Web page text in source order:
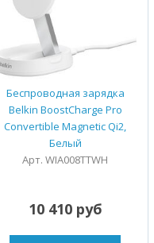
Беспроводная зарядка
Belkin BoostCharge Pro
Convertible Magnetic Qi2,
Белый
Арт. WIA008TTWH
10 410 руб